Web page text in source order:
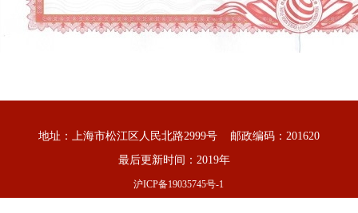
地址：上海市松江区人民北路2999号 邮政编码：201620
最后更新时间：2019年
沪ICP备19035745号-1